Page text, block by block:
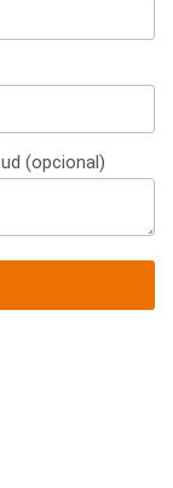
(opcional)